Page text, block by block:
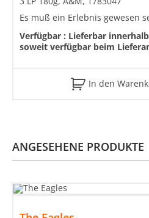
Es muß ein Erlebnis gewesen
Verfügbar : Lieferbar
soweit verfügbar beim
In den
ANGESEHENE PRODUKTE